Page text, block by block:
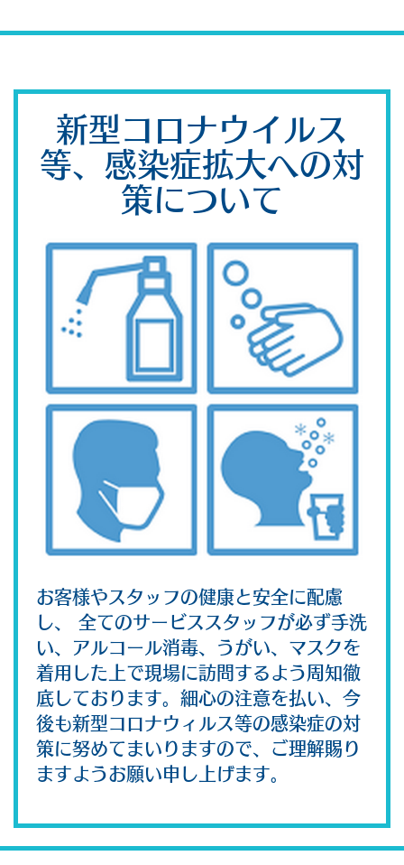
新型コロナウイルス
等、感染症拡大への対
策について
お客様やスタッフの健康と安全に配慮
し、 全てのサービススタッフが必ず手洗
い、アルコール消毒、うがい、マスクを
着用した上で現場に訪問するよう周知徹
底しております。細心の注意を払い、今
後も新型コロナウィルス等の感染症の対
策に努めてまいりますので、ご理解賜り
ますようお願い申し上げます。